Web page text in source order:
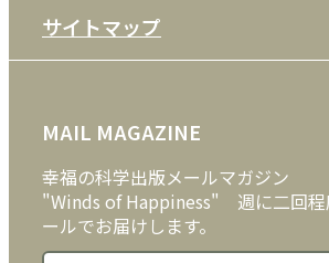
DVD・ブルーレイ
外国語
プライバシーポリシー
クッキーポリシー
メディア・ライブラリー
サイトマップ
MAIL MAGAZINE
幸福の科学出版メールマガジン
"Winds of Happiness" 週に二回程
ールでお届けします。